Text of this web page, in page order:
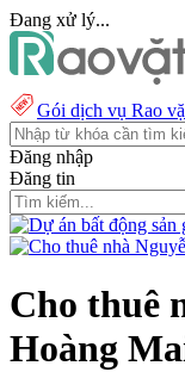
Đang xử lý...
Gói dịch vụ Rao
Đăng nhập
Đăng tin
Cho thuê
Hoàng